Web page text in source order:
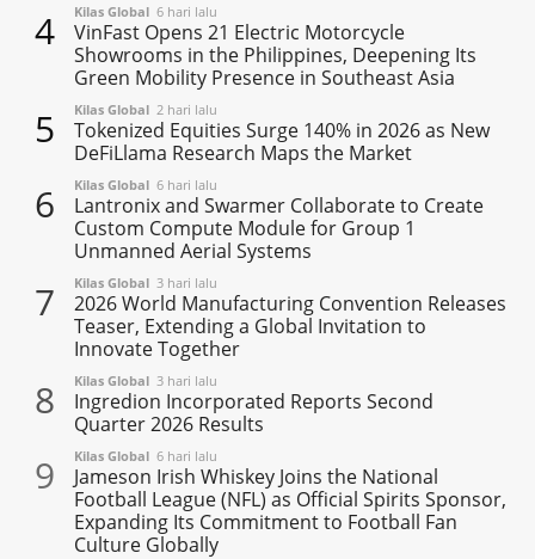
4 Kilas Global 6 hari lalu
VinFast Opens 21 Electric Motorcycle
Showrooms in the Philippines, Deepening Its
Green Mobility Presence in Southeast Asia
5 Kilas Global 2 hari lalu
Tokenized Equities Surge 140% in 2026 as New
DeFiLlama Research Maps the Market
6 Kilas Global 6 hari lalu
Lantronix and Swarmer Collaborate to Create
Custom Compute Module for Group 1
Unmanned Aerial Systems
7 Kilas Global 3 hari lalu
2026 World Manufacturing Convention Releases
Teaser, Extending a Global Invitation to
Innovate Together
8 Kilas Global 3 hari lalu
Ingredion Incorporated Reports Second
Quarter 2026 Results
9 Kilas Global 6 hari lalu
Jameson Irish Whiskey Joins the National
Football League (NFL) as Official Spirits Sponsor,
Expanding Its Commitment to Football Fan
Culture Globally